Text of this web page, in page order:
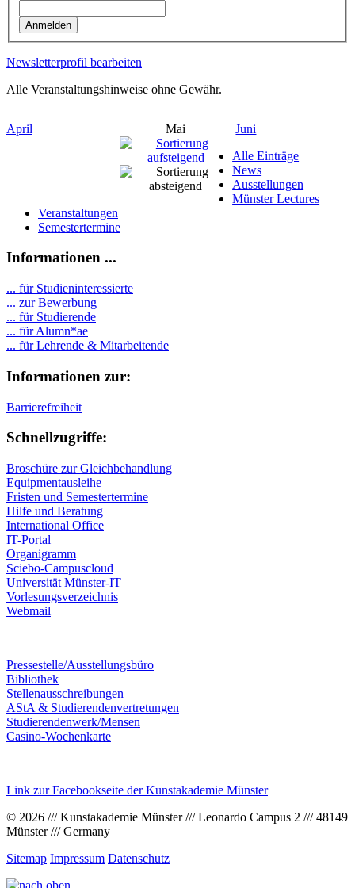
Anmelden
Newsletterprofil bearbeiten
Alle Veranstaltungshinweise ohne Gewähr.
April Mai
Juni
Alle Einträge
News
Ausstellungen
Münster Lectures
Veranstaltungen
Semestertermine
Informationen ...
... für Studieninteressierte
... zur Bewerbung
... für Studierende
... für Alumn*ae
... für Lehrende & Mitarbeitende
Informationen zur:
Barrierefreiheit
Schnellzugriffe:
Broschüre zur Gleichbehandlung
Equipmentausleihe
Fristen und Semestertermine
Hilfe und Beratung
International Office
IT-Portal
Organigramm
Sciebo-Campuscloud
Universität Münster-IT
Vorlesungsverzeichnis
Webmail
Pressestelle/Ausstellungsbüro
Bibliothek
Stellenausschreibungen
AStA & Studierendenvertretungen
Studierendenwerk/Mensen
Casino-Wochenkarte
Link zur Facebookseite der Kunstakademie Münster
© 2026 /// Kunstakademie Münster /// Leonardo Campus 2 /// 48149
Münster /// Germany
Sitemap Impressum Datenschutz